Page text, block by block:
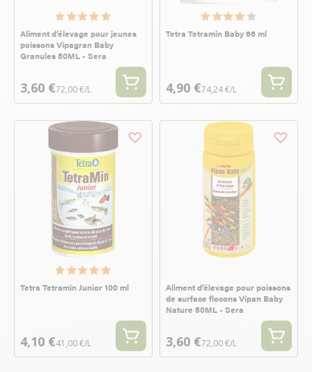
Aliment d’élevage pour jeunes
poissons Vipagran Baby
Granules 50ML - Sera
3,60 €72,00 €/L
Tetra Tetramin Baby 66 ml
4,90 €74,24 €/L
Tetra Tetramin Junior 100 ml
4,10 €41,00 €/L
Aliment d’élevage pour poissons
de surface flocons Vipan Baby
Nature 50ML - Sera
3,60 €72,00 €/L